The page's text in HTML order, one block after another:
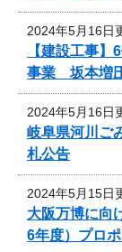
2024年5月16日
【建設工事
事業 坂本増
2024年5月16日
岐阜県河川ご
札公告
2024年5月15日
大阪万博に向
6年度）プロ